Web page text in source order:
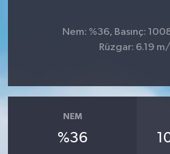
Nem: %36, Basınç:
Rüzgar: 6.19
NEM
%36